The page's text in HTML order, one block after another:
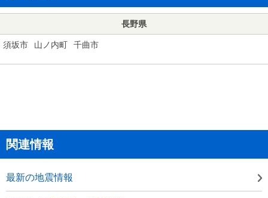
長野県
須坂市 山ノ内町 千曲市
関連情報
最新の地震情報